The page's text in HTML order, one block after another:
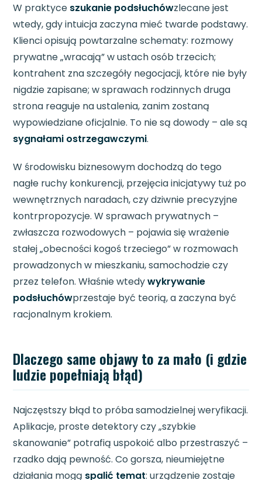
W praktyce szukanie podsłuchówzlecane jest
wtedy, gdy intuicja zaczyna mieć twarde podstawy.
Klienci opisują powtarzalne schematy: rozmowy
prywatne „wracają” w ustach osób trzecich;
kontrahent zna szczegóły negocjacji, które nie były
nigdzie zapisane; w sprawach rodzinnych druga
strona reaguje na ustalenia, zanim zostaną
wypowiedziane oficjalnie. To nie są dowody – ale są
sygnałami ostrzegawczymi.
W środowisku biznesowym dochodzą do tego
nagłe ruchy konkurencji, przejęcia inicjatywy tuż po
wewnętrznych naradach, czy dziwnie precyzyjne
kontrpropozycje. W sprawach prywatnych –
zwłaszcza rozwodowych – pojawia się wrażenie
stałej „obecności kogoś trzeciego” w rozmowach
prowadzonych w mieszkaniu, samochodzie czy
przez telefon. Właśnie wtedywykrywanie
podsłuchówprzestaje być teorią, a zaczyna być
racjonalnym krokiem.
Dlaczego same objawy to za mało (i gdzie
ludzie popełniają błąd)
Najczęstszy błąd to próba samodzielnej weryfikacji.
Aplikacje, proste detektory czy „szybkie
skanowanie” potrafią uspokoić albo przestraszyć –
rzadko dają pewność. Co gorsza, nieumiejętne
działania mogą spalić temat: urządzenie zostaje